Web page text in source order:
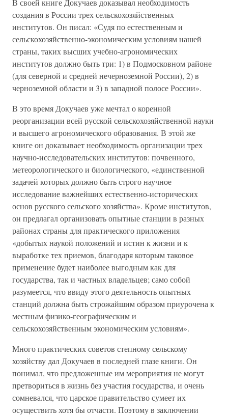
В своей книге Докучаев доказывал необходимость
создания в России трех сельскохозяйственных
институтов. Он писал: «Судя по естественным и
сельскохозяйственно-экономическим условиям нашей
страны, таких высших учебно-агрономических
институтов должно быть три: 1) в Подмосковном районе
(для северной и средней нечерноземной России), 2) в
черноземной области и 3) в западной полосе России».
В это время Докучаев уже мечтал о коренной
реорганизации всей русской сельскохозяйственной науки
и высшего агрономического образования. В этой же
книге он доказывает необходимость организации трех
научно-исследовательских институтов: почвенного,
метеорологического и биологического, «единственной
задачей которых должно быть строго научное
исследование важнейших естественно-исторических
основ русского сельского хозяйства». Кроме институтов,
он предлагал организовать опытные станции в разных
районах страны для практического приложения
«добытых наукой положений и истин к жизни и к
выработке тех приемов, благодаря которым таковое
применение будет наиболее выгодным как для
государства, так и частных владельцев; само собой
разумеется, что ввиду этого деятельность опытных
станций должна быть строжайшим образом приурочена к
местным физико-географическим и
сельскохозяйственным экономическим условиям».
Много практических советов степному сельскому
хозяйству дал Докучаев в последней глазе книги. Он
понимал, что предложенные им мероприятия не могут
претвориться в жизнь без участия государства, и очень
сомневался, что царское правительство сумеет их
осуществить хотя бы отчасти. Поэтому в заключении